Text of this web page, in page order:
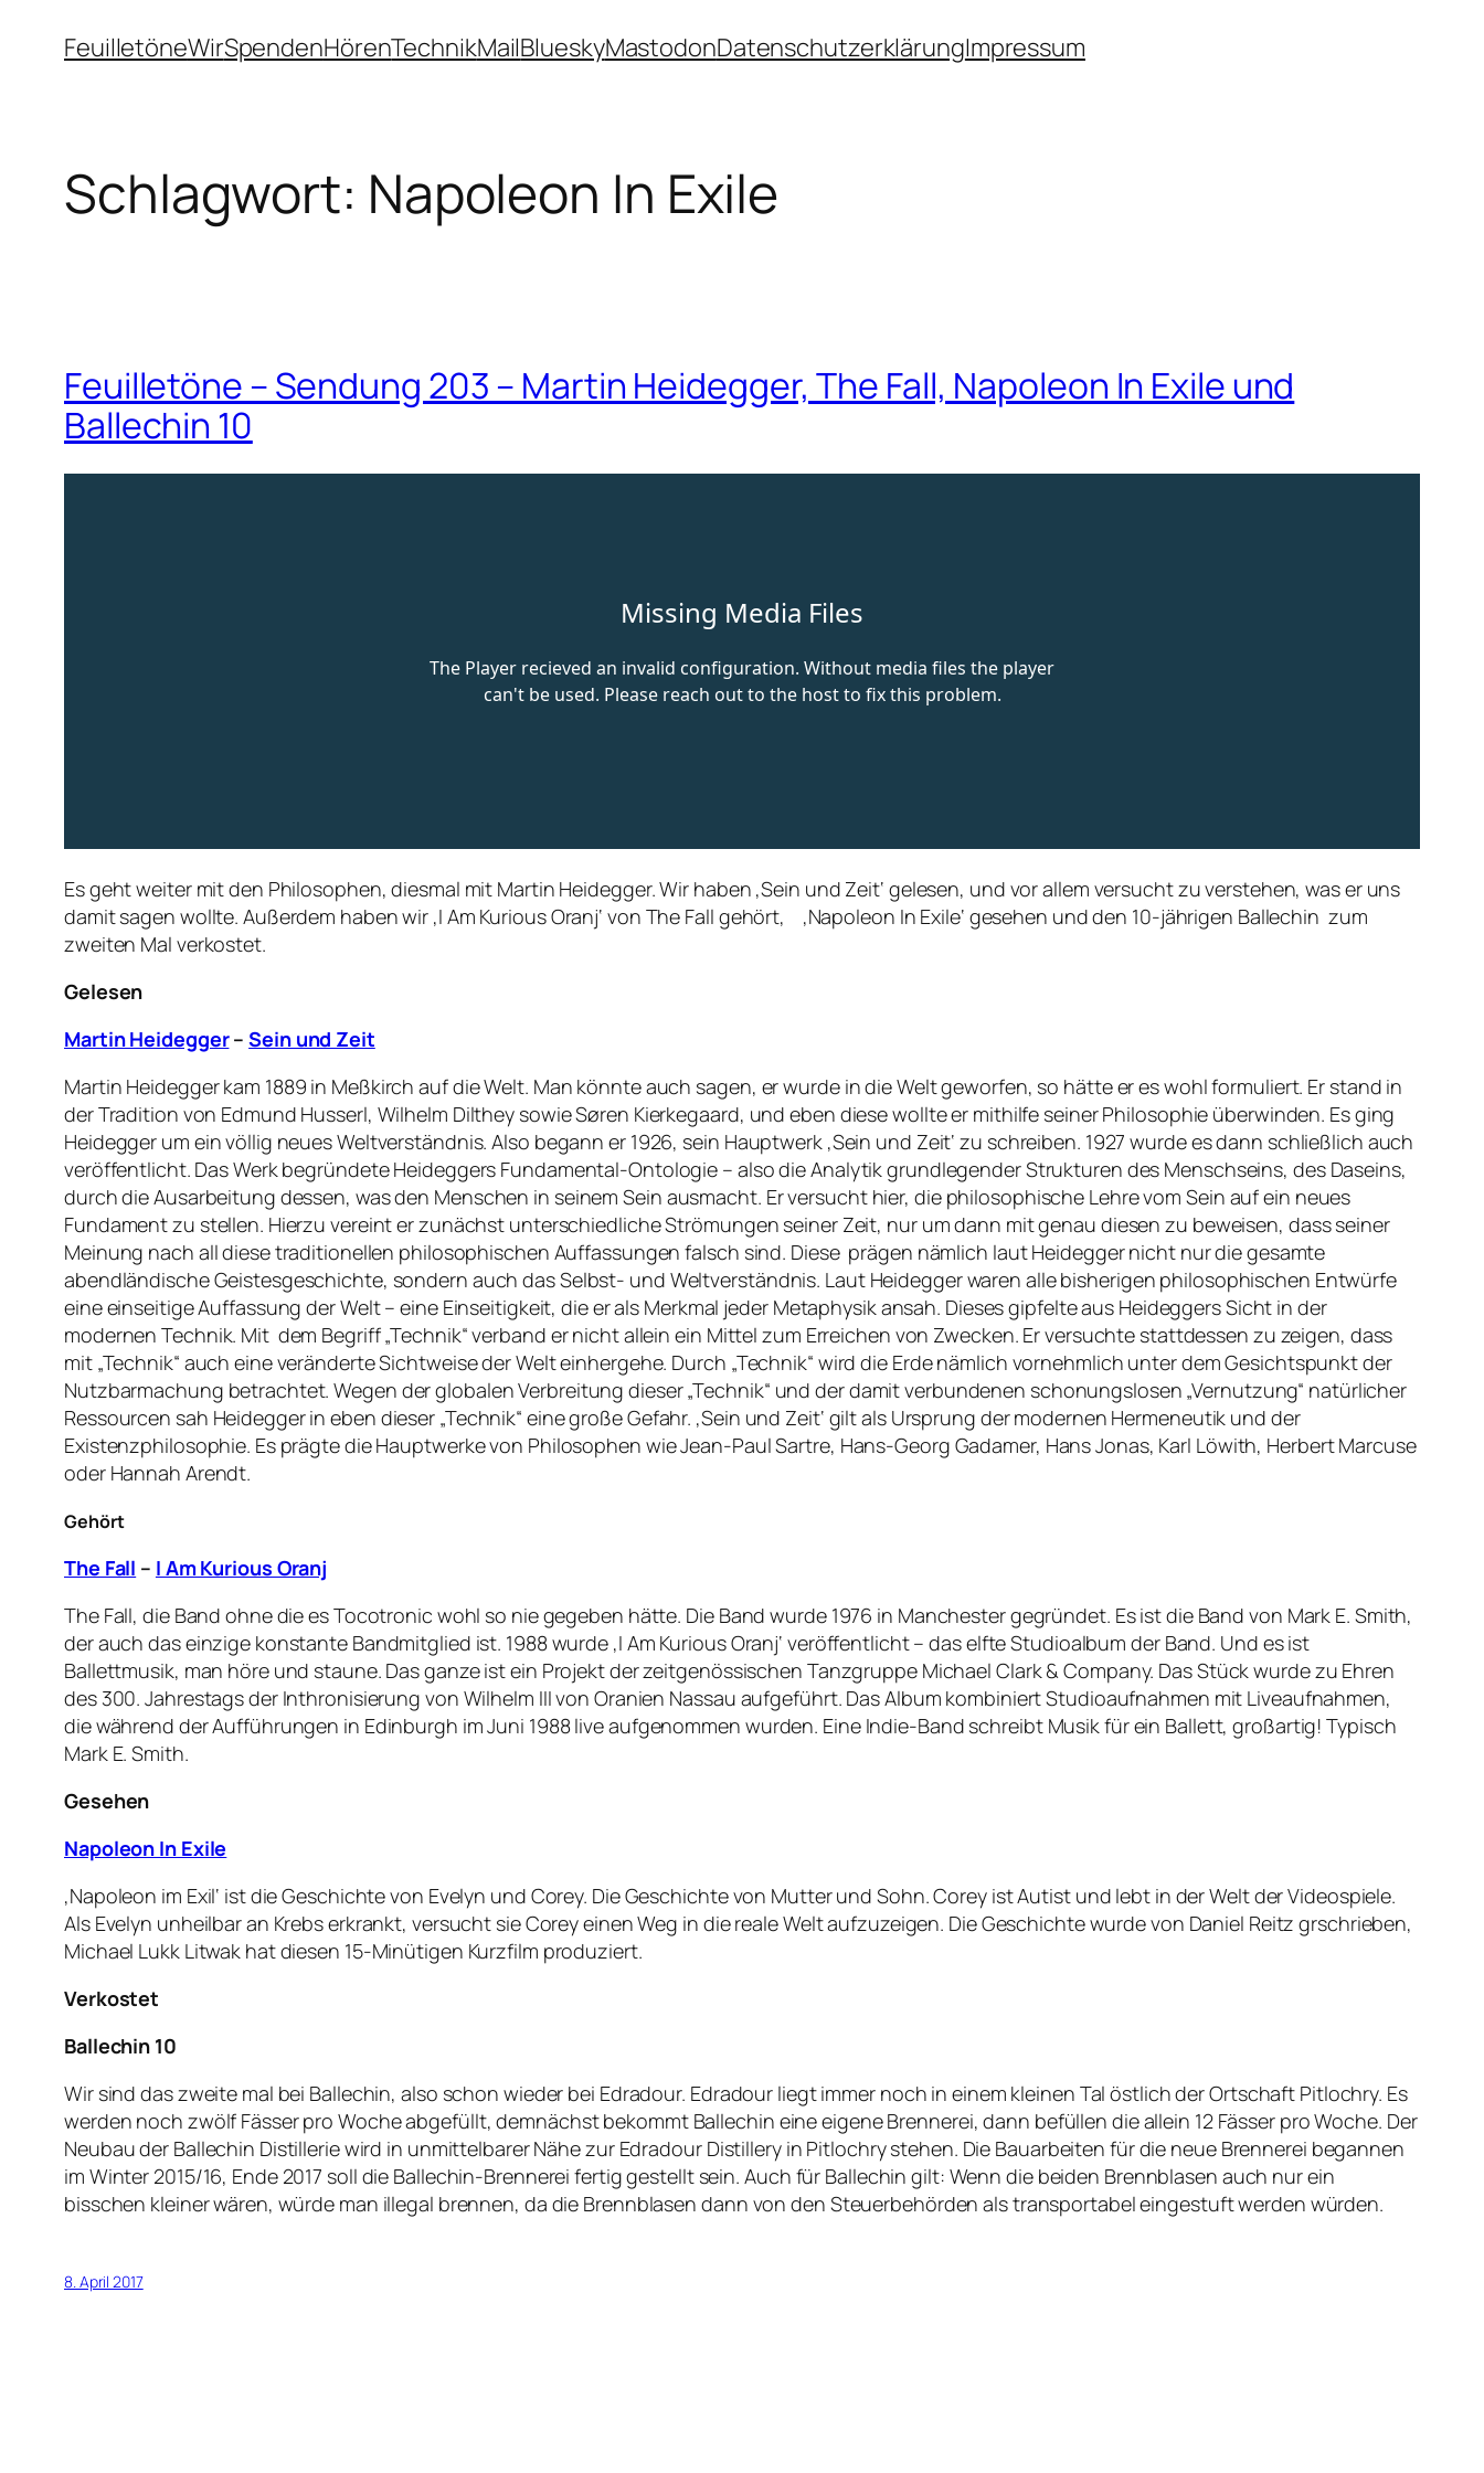
InhaltFeuilletöneWirSpendenHörenTechnikMailBlueskyMastodonDatenschutzerklärungImpressum
Schlagwort: Napoleon In Exile
Feuilletöne – Sendung 203 – Martin Heidegger, The Fall, Napoleon In Exile und
Ballechin 10
Es geht weiter mit den Philosophen, diesmal mit Martin Heidegger. Wir haben ‚Sein und Zeit‘ gelesen, und vor allem versucht zu verstehen, was er uns
damit sagen wollte. Außerdem haben wir ‚I Am Kurious Oranj‘ von The Fall gehört, ‚Napoleon In Exile‘ gesehen und den 10-jährigen Ballechin zum
zweiten Mal verkostet.
Gelesen
Martin Heidegger–Sein und Zeit
Martin Heidegger kam 1889 in Meßkirch auf die Welt. Man könnte auch sagen, er wurde in die Welt geworfen, so hätte er es wohl formuliert. Er stand in
der Tradition von Edmund Husserl, Wilhelm Dilthey sowie Søren Kierkegaard, und eben diese wollte er mithilfe seiner Philosophie überwinden. Es ging
Heidegger um ein völlig neues Weltverständnis. Also begann er 1926, sein Hauptwerk ‚Sein und Zeit‘ zu schreiben. 1927 wurde es dann schließlich auch
veröffentlicht. Das Werk begründete Heideggers Fundamental-Ontologie – also die Analytik grundlegender Strukturen des Menschseins, des Daseins,
durch die Ausarbeitung dessen, was den Menschen in seinem Sein ausmacht. Er versucht hier, die philosophische Lehre vom Sein auf ein neues
Fundament zu stellen. Hierzu vereint er zunächst unterschiedliche Strömungen seiner Zeit, nur um dann mit genau diesen zu beweisen, dass seiner
Meinung nach all diese traditionellen philosophischen Auffassungen falsch sind. Diese prägen nämlich laut Heidegger nicht nur die gesamte
abendländische Geistesgeschichte, sondern auch das Selbst- und Weltverständnis. Laut Heidegger waren alle bisherigen philosophischen Entwürfe
eine einseitige Auffassung der Welt – eine Einseitigkeit, die er als Merkmal jeder Metaphysik ansah. Dieses gipfelte aus Heideggers Sicht in der
modernen Technik. Mit dem Begriff „Technik“ verband er nicht allein ein Mittel zum Erreichen von Zwecken. Er versuchte stattdessen zu zeigen, dass
mit „Technik“ auch eine veränderte Sichtweise der Welt einhergehe. Durch „Technik“ wird die Erde nämlich vornehmlich unter dem Gesichtspunkt der
Nutzbarmachung betrachtet. Wegen der globalen Verbreitung dieser „Technik“ und der damit verbundenen schonungslosen „Vernutzung“ natürlicher
Ressourcen sah Heidegger in eben dieser „Technik“ eine große Gefahr. ‚Sein und Zeit‘ gilt als Ursprung der modernen Hermeneutik und der
Existenzphilosophie. Es prägte die Hauptwerke von Philosophen wie Jean-Paul Sartre, Hans-Georg Gadamer, Hans Jonas, Karl Löwith, Herbert Marcuse
oder Hannah Arendt.
Gehört
The Fall – I Am Kurious Oranj
The Fall, die Band ohne die es Tocotronic wohl so nie gegeben hätte. Die Band wurde 1976 in Manchester gegründet. Es ist die Band von Mark E. Smith,
der auch das einzige konstante Bandmitglied ist. 1988 wurde ‚I Am Kurious Oranj‘ veröffentlicht – das elfte Studioalbum der Band. Und es ist
Ballettmusik, man höre und staune. Das ganze ist ein Projekt der zeitgenössischen Tanzgruppe Michael Clark & Company. Das Stück wurde zu Ehren
des 300. Jahrestags der Inthronisierung von Wilhelm III von Oranien Nassau aufgeführt. Das Album kombiniert Studioaufnahmen mit Liveaufnahmen,
die während der Aufführungen in Edinburgh im Juni 1988 live aufgenommen wurden. Eine Indie-Band schreibt Musik für ein Ballett, großartig! Typisch
Mark E. Smith.
Gesehen
Napoleon In Exile
‚Napoleon im Exil‘ ist die Geschichte von Evelyn und Corey. Die Geschichte von Mutter und Sohn. Corey ist Autist und lebt in der Welt der Videospiele.
Als Evelyn unheilbar an Krebs erkrankt, versucht sie Corey einen Weg in die reale Welt aufzuzeigen. Die Geschichte wurde von Daniel Reitz grschrieben,
Michael Lukk Litwak hat diesen 15-Minütigen Kurzfilm produziert.
Verkostet
Ballechin 10
Wir sind das zweite mal bei Ballechin, also schon wieder bei Edradour. Edradour liegt immer noch in einem kleinen Tal östlich der Ortschaft Pitlochry. Es
werden noch zwölf Fässer pro Woche abgefüllt, demnächst bekommt Ballechin eine eigene Brennerei, dann befüllen die allein 12 Fässer pro Woche. Der
Neubau der Ballechin Distillerie wird in unmittelbarer Nähe zur Edradour Distillery in Pitlochry stehen. Die Bauarbeiten für die neue Brennerei begannen
im Winter 2015/16, Ende 2017 soll die Ballechin-Brennerei fertig gestellt sein. Auch für Ballechin gilt: Wenn die beiden Brennblasen auch nur ein
bisschen kleiner wären, würde man illegal brennen, da die Brennblasen dann von den Steuerbehörden als transportabel eingestuft werden würden.
8. April 2017